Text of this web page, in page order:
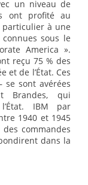
un niveau de
ont profité au
particulier à une
sous le
America ».
reçu 75 % des
et de l’État. Ces
sont avérées
Brandes, qui
IBM par
1940 et 1945
commandes
dans la